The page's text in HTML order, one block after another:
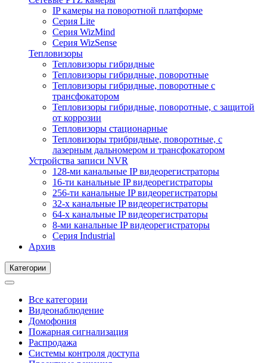
IP камеры на поворотной платформе
Серия Lite
Серия WizMind
Серия WizSense
Тепловизоры
Тепловизоры гибридные
Тепловизоры гибридные, поворотные
Тепловизоры гибридные, поворотные с
трансфокатором
Тепловизоры гибридные, поворотные, с защитой
от коррозии
Тепловизоры стационарные
Тепловизоры трибридные, поворотные, с
лазерным дальномером и трансфокатором
Устройства записи NVR
128-ми канальные IP видеорегистраторы
16-ти канальные IP видеорегистраторы
256-ти канальные IP видеорегистраторы
32-х канальные IP видеорегистраторы
64-х канальные IP видеорегистраторы
8-ми канальные IP видеорегистраторы
Серия Industrial
Архив
Категории
Все категории
Видеонаблюдение
Домофония
Пожарная сигнализация
Распродажа
Системы контроля доступа